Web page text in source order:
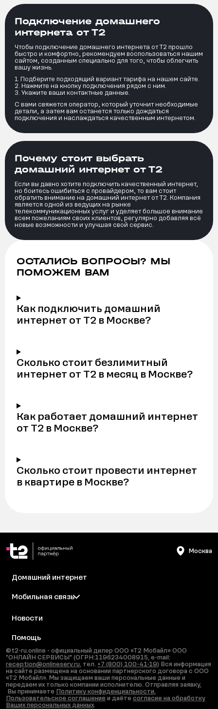
Подключение домашнего
интернета от Т2
Чтобы подключение домашнего интернета от Т2 прошло
быстро и комфортно, рекомендуем воспользоваться нашим
сайтом, созданным специально для того, чтобы облегчить
вашу жизнь.
Подберите подходящий вариант тарифа на нашем сайте.
Нажмите на кнопку подключения рядом с ним.
Укажите ваши контактные данные.
С вами свяжется оператор, который уточнит необходимые
детали, а затем вам останется только дождаться
подключения и наслаждаться качественным интернетом.
Почему стоит выбрать
домашний интернет от Т2
Если вы давно хотите подключить качественный интернет,
но боитесь ошибиться с провайдером, то вам стоит
обратить внимание на домашний интернет от Т2. Компания
является одной из ведущих на рынке
телекоммуникационных услуг и уделяет большое внимание
всем пожеланиям своих клиентов, регулярно добавляя всё
новые возможности и улучшая свой сервис.
ОСТАЛИСЬ ВОПРОСЫ? МЫ
ПОМОЖЕМ ВАМ
Как подключить домашний
интернет от Т2 в Москве?
Сколько стоит безлимитный
интернет от Т2 в месяц в Москве?
Как работает домашний интернет
от Т2 в Москве?
Сколько стоит провести интернет
в квартире в Москве?
Москва
Домашний интернет
Мобильная связь
Новости
Помощь
©t2-ru.online - официальный дилер ООО «Т2 Мобайл» ООО
"ОНЛАЙН СЕРВИСЫ" (ОГРН:1196234008915, e-mail:
reception@onlineserv.ru, тел. +7 (800) 100-41-19) Вся информация
на сайте размещена на основании партнерского договора с ООО
«Т2 Мобайл». Мы защищаем ваши персональные данные и
передаем их только компании исполнителю. Отправляя заявку,
Вы принимаете Политику конфиденциальности,
Пользовательское соглашение и даёте согласие на обработку
Ваших персональных данных.